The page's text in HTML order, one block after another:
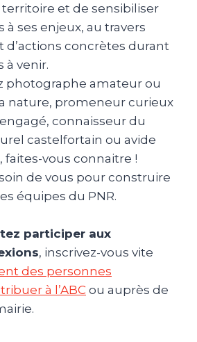
et de sensibiliser
à ses enjeux, au travers
d’actions concrètes durant
à venir.
photographe amateur ou
nature, promeneur curieux
connaisseur du
castelfortain ou avide
faites-vous connaitre !
de vous pour construire
équipes du PNR.
participer aux
, inscrivez-vous vite
des personnes
à l’ABCou auprès de